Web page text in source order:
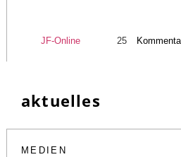
JF-Online 25
aktuelles
MEDIEN